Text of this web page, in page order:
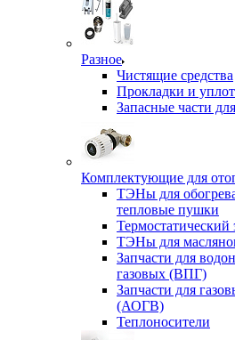
Разное
Чистящие средства
Прокладки и
Запасные части
Комплектующие для
ТЭНы для
тепловые пушки
Термостатический
ТЭНы для
Запчасти для
газовых (ВПГ)
Запчасти для
(АОГВ)
Теплоносители